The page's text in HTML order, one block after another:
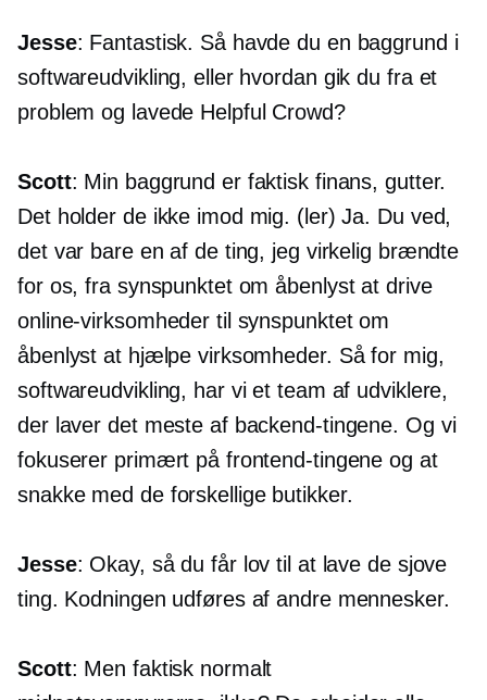
Jesse: Fantastisk. Så havde du en baggrund i
softwareudvikling, eller hvordan gik du fra et
problem og lavede Helpful Crowd?
Scott: Min baggrund er faktisk finans, gutter.
Det holder de ikke imod mig. (ler) Ja. Du ved,
det var bare en af ​​de ting, jeg virkelig brændte
for os, fra synspunktet om åbenlyst at drive
online-virksomheder til synspunktet om
åbenlyst at hjælpe virksomheder. Så for mig,
softwareudvikling, har vi et team af udviklere,
der laver det meste af backend-tingene. Og vi
fokuserer primært på frontend-tingene og at
snakke med de forskellige butikker.
Jesse: Okay, så du får lov til at lave de sjove
ting. Kodningen udføres af andre mennesker.
Scott: Men faktisk normalt